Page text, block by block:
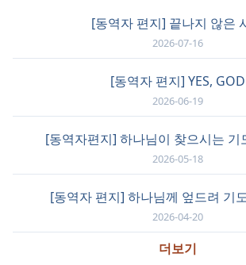
[동역자 편지] 끝나지 않은
2026-07-16
[동역자 편지] YES, GOD
2026-06-19
[동역자편지] 하나님이 찾으시는 기
2026-05-18
[동역자 편지] 하나님께 엎드려 기
2026-04-20
더보기